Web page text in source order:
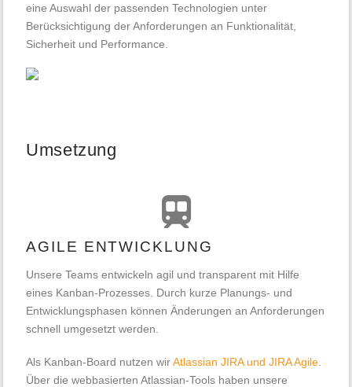
eine Auswahl der passenden Technologien unter
Berücksichtigung der Anforderungen an Funktionalität,
Sicherheit und Performance.
Umsetzung
AGILE ENTWICKLUNG
Unsere Teams entwickeln agil und transparent mit Hilfe
eines Kanban-Prozesses. Durch kurze Planungs- und
Entwicklungsphasen können Änderungen an Anforderungen
schnell umgesetzt werden.
Als Kanban-Board nutzen wirAtlassian JIRA und JIRA Agile
Über die webbasierten Atlassian-Tools haben unsere